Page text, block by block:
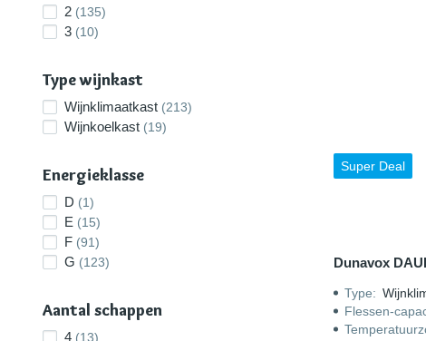
Super Deal
Dunavox
Type:
Flessen-
2 (135)
3 (10)
Type wijnkast
Wijnklimaatkast (213)
Wijnkoelkast (19)
Energieklasse
D (1)
E (15)
F (91)
G (123)
Aantal schappen
4 (13)